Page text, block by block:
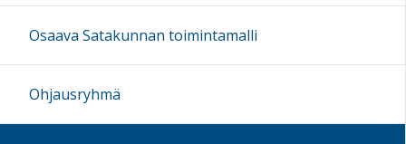
Osaava Satakunnan toimintamalli
Ohjausryhmä